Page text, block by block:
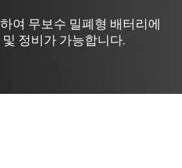
여 무보수 밀폐형 배터리에
정비가 가능합니다.